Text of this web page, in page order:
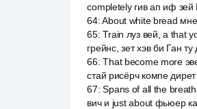
completely гив ап иф
64:About white bread
65:Train луз вей, а that
грейнс, зет хэв би Ган
66:That become more
стай рисёрч компе
67:Spans of all the
вич и just about фьюер